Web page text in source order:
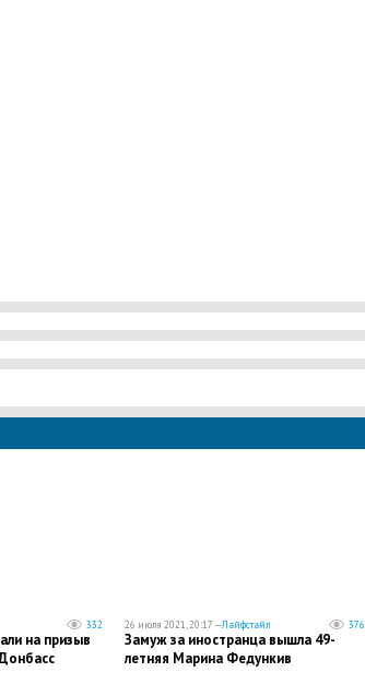
332
на призыв
26 июля 2021, 20:17 —Лайфстайл 376
Замуж за иностранца вышла 49-
летняя Марина Федункив